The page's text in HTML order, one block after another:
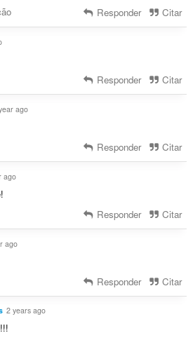
Responder Citar
Responder Citar
ago
Responder Citar
ago
Responder Citar
ago
Responder Citar
2 years ago